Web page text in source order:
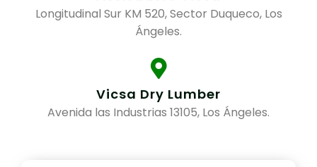
Longitudinal Sur KM 520, Sector Duqueco, Los
Ángeles.
Vicsa Dry Lumber
Avenida las Industrias 13105, Los Ángeles.